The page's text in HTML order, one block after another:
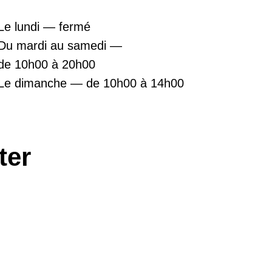
lundi — fermé
mardi au samedi —
10h00 à 20h00
dimanche — de 10h00 à 14h00